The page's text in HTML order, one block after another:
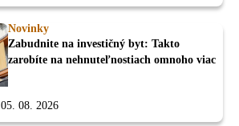
Novinky
Zabudnite na investičný byt: Takto
zarobíte na nehnuteľnostiach omnoho viac
05. 08. 2026